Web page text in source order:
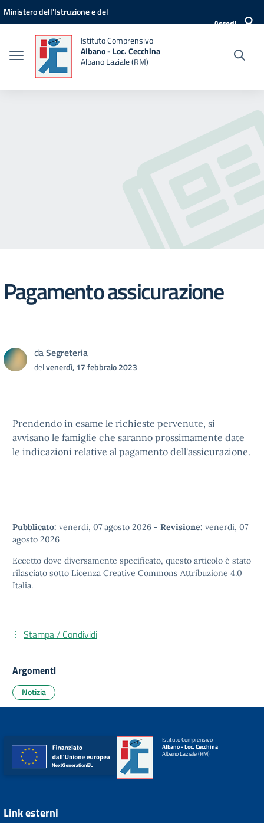
Vai ai contenuti
Vai al menu di navigazione
Vai al footer
Ministero dell'Istruzione e del
Accedi
Istituto Comprensivo
Albano - Loc. Cecchina
Albano Laziale (RM)
Pagamento assicurazione
daSegreteria
delvenerdì, 17 febbraio 2023
Prendendo in esame le richieste pervenute, si
avvisano le famiglie che saranno prossimamente date
le indicazioni relative al pagamento dell'assicurazione.
Pubblicato: venerdì, 07 agosto 2026 - Revisione: venerdì, 07
agosto 2026
Eccetto dove diversamente specificato, questo articolo è stato
rilasciato sotto Licenza Creative Commons Attribuzione 4.0
Italia.
Stampa / Condividi
Argomenti
Notizia
Istituto Comprensivo
Albano - Loc. Cecchina
Albano Laziale (RM)
Link esterni